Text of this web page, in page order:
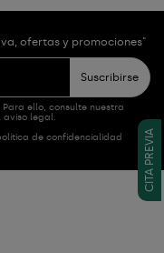
CITA PREVIA
ofertas y promociones"
Suscribirse
ello, consulte nuestra
aviso legal.
de confidencialidad